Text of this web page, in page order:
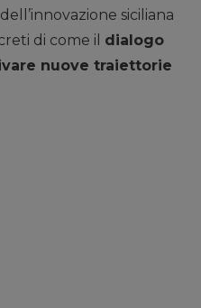
siciliana
di come il dialogo
nuove traiettorie